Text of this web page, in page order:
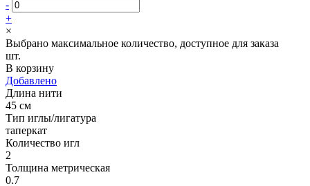
-
+
×
Выбрано максимальное количество, доступное для заказа
шт.
В корзину
Добавлено
Длина нити
45 см
Тип иглы/лигатура
таперкат
Количество игл
2
Толщина метрическая
0.7